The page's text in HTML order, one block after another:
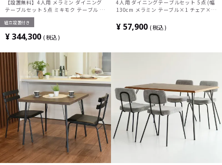
【設置無料】4人用 メラミン ダイニング
テーブルセット 5点 ミキモク テーブル 木
製 ダイニングチェア 合皮 PVC 椅子 おし
ゃれ ウッディモダン (幅165cm 食卓テー
組立設置付き
¥344,300 税込
4人用 ダイニングテーブルセット 5点 (幅
130cm メラミン テーブル×1 チェア×4)
なし おしゃれ ヴィンテージ風 カフェ風
¥ 57,900 税込